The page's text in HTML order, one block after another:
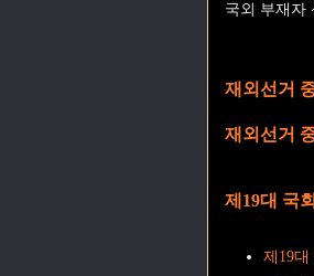
국외 부재자
재외선거
재외선거
제19대 국
제19